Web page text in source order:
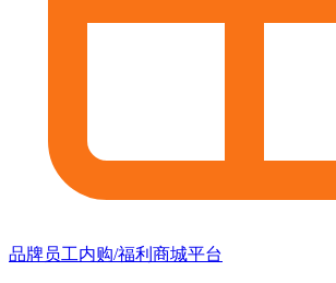
品牌员工内购/福利商城平台